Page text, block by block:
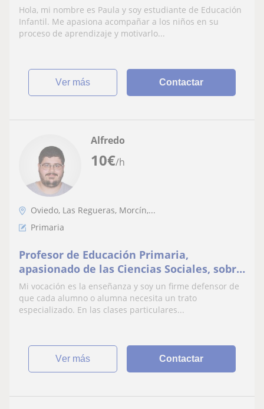
Hola, mi nombre es Paula y soy estudiante de Educación
Infantil. Me apasiona acompañar a los niños en su
proceso de aprendizaje y motivarlo...
ver más Contactar
10€/h
Alfredo
Oviedo, Las Regueras, Morcín,...
Primaria
Profesor de Educación Primaria,
apasionado de las Ciencias Sociales, sobre
todo de la historia.
Mi vocación es la enseñanza y soy un firme defensor de
que cada alumno o alumna necesita un trato
especializado. En las clases particulares...
ver más Contactar